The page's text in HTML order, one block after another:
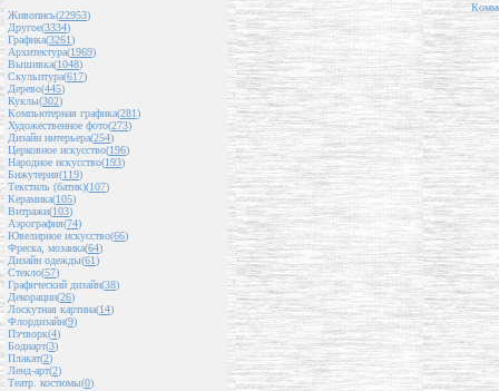
Живопись(22953)
Другое(3334)
Графика(3261)
Архитектура(1969)
Вышивка(1048)
Скульптура(617)
Дерево(445)
Куклы(302)
Компьютерная графика(281)
Художественное фото(273)
Дизайн интерьера(254)
Церковное искусство(196)
Народное искусство(193)
Бижутерия(119)
Текстиль (батик)(107)
Керамика(105)
Витражи(103)
Аэрография(74)
Ювелирное искусство(66)
Фреска, мозаика(64)
Дизайн одежды(61)
Стекло(57)
Графический дизайн(38)
Декорации(26)
Лоскутная картина(14)
Флордизайн(9)
Пэчворк(4)
Бодиарт(3)
Плакат(2)
Ленд-арт(2)
Театр. костюмы(0)